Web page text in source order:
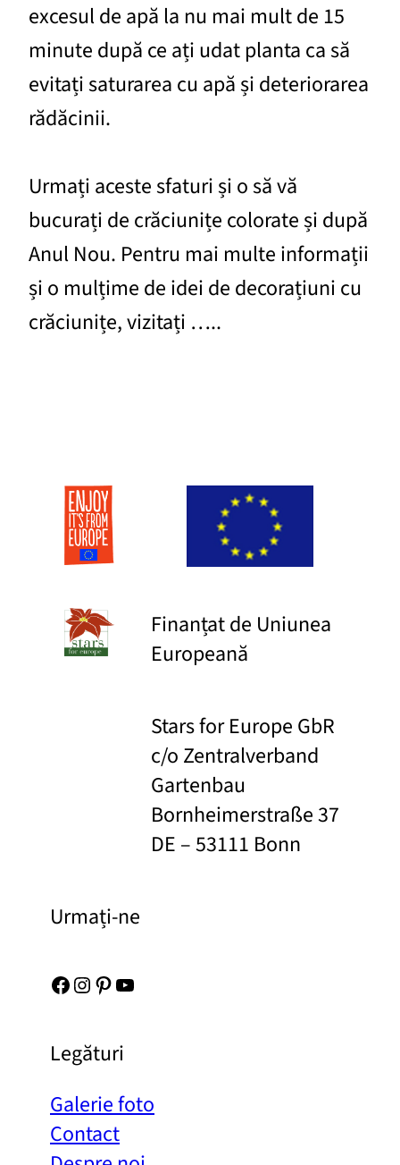
excesul de apă la nu mai mult de 15
minute după ce ați udat planta ca să
evitați saturarea cu apă și deteriorarea
rădăcinii.
Urmați aceste sfaturi și o să vă
bucurați de crăciunițe colorate și după
Anul Nou. Pentru mai multe informații
și o mulțime de idei de decorațiuni cu
crăciunițe, vizitați …..
Finanțat de Uniunea
Europeană
Stars for Europe GbR
c/o Zentralverband
Gartenbau
Bornheimerstraße 37
DE – 53111 Bonn
Urmați-ne
Facebook Instagram Pinterest YouTube
Legături
Galerie foto
Contact